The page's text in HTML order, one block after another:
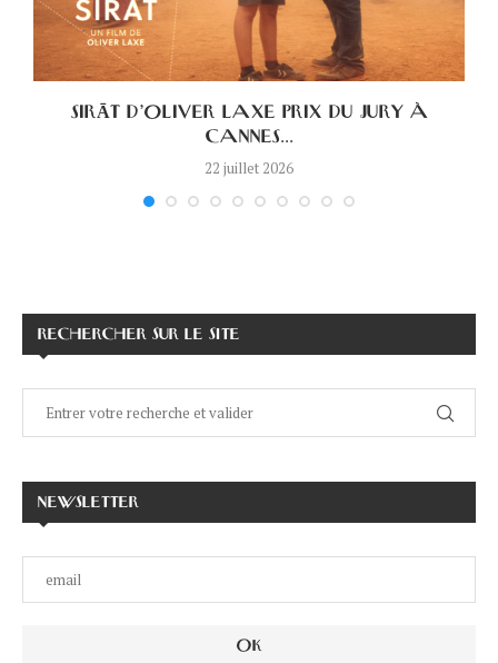
SIRĀT D’OLIVER LAXE PRIX DU JURY À
CANNES...
22 juillet 2026
RECHERCHER SUR LE SITE
NEWSLETTER